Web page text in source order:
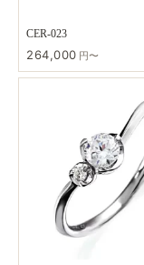
CER-023
264,000 円〜